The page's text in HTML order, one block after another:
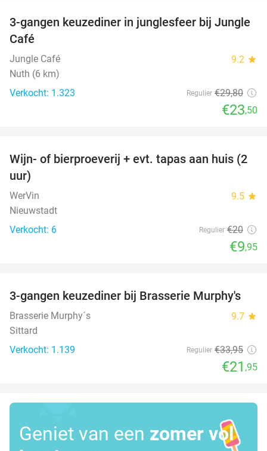
21%
3-gangen keuzediner in junglesfeer bij Jungle
Café
Jungle Café 9.2 star
Nuth (6 km)
Verkocht: 1.323
Regulier €29,80
€23,50
50%
Wijn- of bierproeverij + evt. tapas aan huis (2
uur)
WerVin 9.5 star
Nieuwstadt
Verkocht: 6
Regulier €20
€9,95
35%
3-gangen keuzediner bij Brasserie Murphy's
Brasserie Murphy´s 9.7 star
Sittard
Verkocht: 1.139
Regulier €33,95
€21 ,95
Geniet van een zomer vol